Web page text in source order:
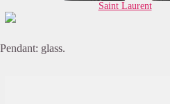
Saint Laurent
Pendant: glass.